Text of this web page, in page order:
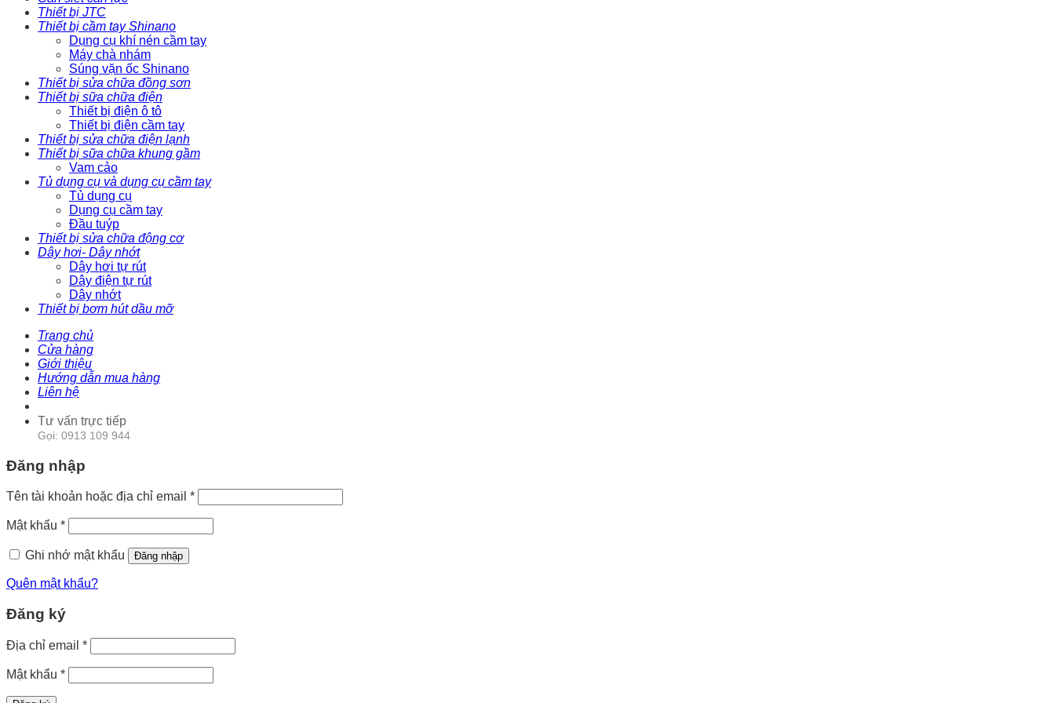
Thiết bị JTC
Thiết bị cầm tay Shinano
Dụng cụ khí nén cầm tay
Máy chà nhám
Súng vặn ốc Shinano
Thiết bị sửa chữa đồng sơn
Thiết bị sữa chữa điện
Thiết bị điện ô tô
Thiết bị điện cầm tay
Thiết bị sửa chữa điện lạnh
Thiết bị sữa chữa khung gầm
Vam cảo
Tủ dụng cụ và dụng cụ cầm tay
Tủ dụng cụ
Dụng cụ cầm tay
Đầu tuýp
Thiết bị sửa chữa động cơ
Dây hơi- Dây nhớt
Dây hơi tự rút
Dây điện tự rút
Dây nhớt
Thiết bị bơm hút dầu mỡ
Trang chủ
Cửa hàng
Giới thiệu
Hướng dẫn mua hàng
Liên hệ
Tư vấn trực tiếp
Gọi: 0913 109 944
Đăng nhập
Tên tài khoản hoặc địa chỉ email *
Mật khẩu *
Ghi nhớ mật khẩu Đăng nhập
Quên mật khẩu?
Đăng ký
Địa chỉ email *
Mật khẩu *